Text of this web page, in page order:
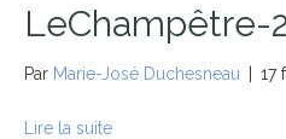
LeChampêtre-
Par Marie-José Duchesneau 17
Lire la suite